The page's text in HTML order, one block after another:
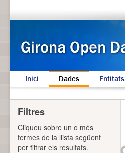
Inici Dades
Filtres
Cliqueu sobre un o més
termes de la llista següent
per filtrar els resultats.